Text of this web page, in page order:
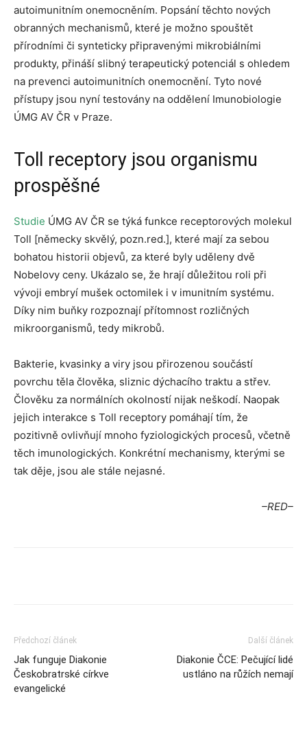
autoimunitním onemocněním. Popsání těchto nových
obranných mechanismů, které je možno spouštět
přírodními či synteticky připravenými mikrobiálními
produkty, přináší slibný terapeutický potenciál s ohledem
na prevenci autoimunitních onemocnění. Tyto nové
přístupy jsou nyní testovány na oddělení Imunobiologie
ÚMG AV ČR v Praze.
Toll receptory jsou organismu
prospěšné
Studie ÚMG AV ČR se týká funkce receptorových molekul
Toll [německy skvělý, pozn.red.], které mají za sebou
bohatou historii objevů, za které byly uděleny dvě
Nobelovy ceny. Ukázalo se, že hrají důležitou roli při
vývoji embryí mušek octomilek i v imunitním systému.
Díky nim buňky rozpoznají přítomnost rozličných
mikroorganismů, tedy mikrobů.
Bakterie, kvasinky a viry jsou přirozenou součástí
povrchu těla člověka, sliznic dýchacího traktu a střev.
Člověku za normálních okolností nijak neškodí. Naopak
jejich interakce s Toll receptory pomáhají tím, že
pozitivně ovlivňují mnoho fyziologických procesů, včetně
těch imunologických. Konkrétní mechanismy, kterými se
tak děje, jsou ale stále nejasné.
–RED–
Předchozí článek
Jak funguje Diakonie
Českobratrské církve
evangelické
Další článek
Diakonie ČCE: Pečující lidé
ustláno na růžích nemají